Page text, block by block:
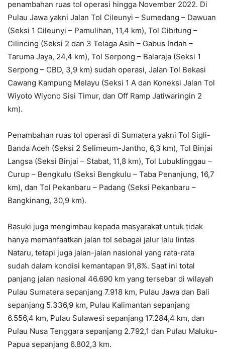
penambahan ruas tol operasi hingga November 2022. Di
Pulau Jawa yakni Jalan Tol Cileunyi – Sumedang – Dawuan
(Seksi 1 Cileunyi – Pamulihan, 11,4 km), Tol Cibitung –
Cilincing (Seksi 2 dan 3 Telaga Asih – Gabus Indah –
Taruma Jaya, 24,4 km), Tol Serpong – Balaraja (Seksi 1
Serpong – CBD, 3,9 km) sudah operasi, Jalan Tol Bekasi
Cawang Kampung Melayu (Seksi 1 A dan Koneksi Jalan Tol
Wiyoto Wiyono Sisi Timur, dan Off Ramp Jatiwaringin 2
km).
Penambahan ruas tol operasi di Sumatera yakni Tol Sigli-
Banda Aceh (Seksi 2 Selimeum-Jantho, 6,3 km), Tol Binjai
Langsa (Seksi Binjai – Stabat, 11,8 km), Tol Lubuklinggau –
Curup – Bengkulu (Seksi Bengkulu – Taba Penanjung, 16,7
km), dan Tol Pekanbaru – Padang (Seksi Pekanbaru –
Bangkinang, 30,9 km).
Basuki juga mengimbau kepada masyarakat untuk tidak
hanya memanfaatkan jalan tol sebagai jalur lalu lintas
Nataru, tetapi juga jalan-jalan nasional yang rata-rata
sudah dalam kondisi kemantapan 91,8%. Saat ini total
panjang jalan nasional 46.690 km yang tersebar di wilayah
Pulau Sumatera sepanjang 7.918 km, Pulau Jawa dan Bali
sepanjang 5.336,9 km, Pulau Kalimantan sepanjang
6.556,4 km, Pulau Sulawesi sepanjang 17.284,4 km, dan
Pulau Nusa Tenggara sepanjang 2.792,1 dan Pulau Maluku-
Papua sepanjang 6.802,3 km.